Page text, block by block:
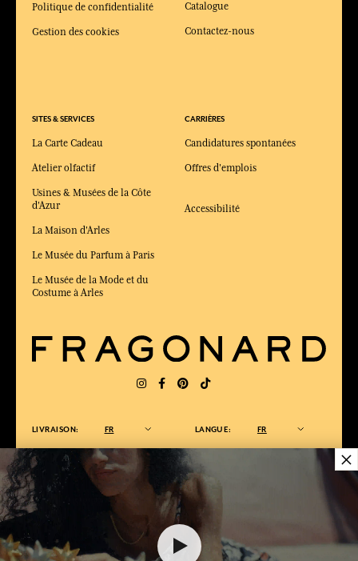
Politique de confidentialité
Gestion des cookies
SITES & SERVICES
La Carte Cadeau
Atelier olfactif
Usines & Musées de la Côte
d'Azur
La Maison d'Arles
Le Musée du Parfum à Paris
Le Musée de la Mode et du
Costume à Arles
Catalogue
Contactez-nous
CARRIÈRES
Candidatures spontanées
Offres d'emplois
Accessibilité
LIVRAISON: FR LANGUE: FR
ÉLU MEILLEUR SITE DE COMMERCE
en ligne 2025 par le magazine Capital
×